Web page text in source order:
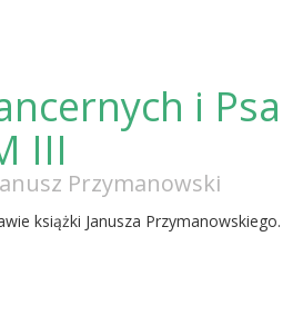
i Psa
III
Przymanowski
książki Janusza Przymanowskiego.